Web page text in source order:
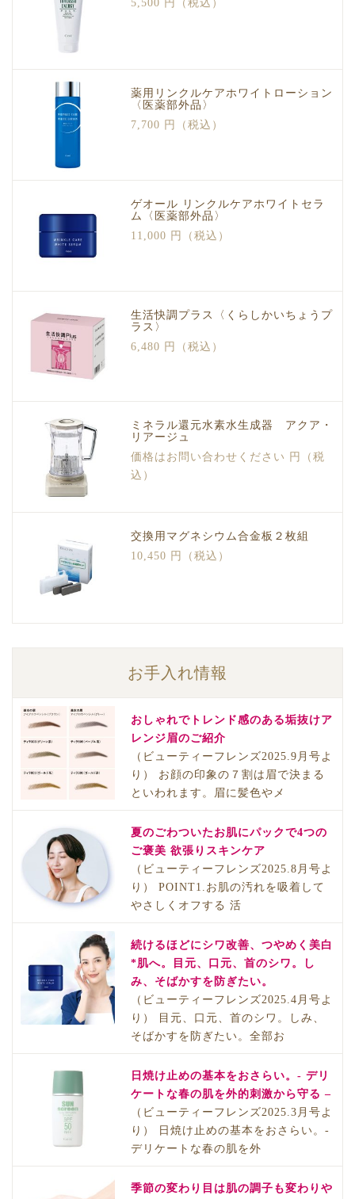
5,500 円（税込）
薬用リンクルケアホワイトローション
〈医薬部外品〉
7,700 円（税込）
ゲオール リンクルケアホワイトセラ
ム〈医薬部外品〉
11,000 円（税込）
生活快調プラス〈くらしかいちょうプ
ラス〉
6,480 円（税込）
ミネラル還元水素水生成器 アクア・
リアージュ
価格はお問い合わせください 円（税
込）
交換用マグネシウム合金板２枚組
10,450 円（税込）
お手入れ情報
おしゃれでトレンド感のある垢抜けア
レンジ眉のご紹介
（ビューティーフレンズ2025.9月号よ
り） お顔の印象の７割は眉で決まる
といわれます。眉に髪色やメ
夏のごわついたお肌にパックで4つの
ご褒美 欲張りスキンケア
（ビューティーフレンズ2025.8月号よ
り） POINT1.お肌の汚れを吸着して
やさしくオフする 活
続けるほどにシワ改善、つやめく美白
*肌へ。目元、口元、首のシワ。し
み、そばかすを防ぎたい。
（ビューティーフレンズ2025.4月号よ
り） 目元、口元、首のシワ。しみ、
そばかすを防ぎたい。全部お
日焼け止めの基本をおさらい。- デリ
ケートな春の肌を外的刺激から守る –
（ビューティーフレンズ2025.3月号よ
り） 日焼け止めの基本をおさらい。-
デリケートな春の肌を外
季節の変わり目は肌の調子も変わりや